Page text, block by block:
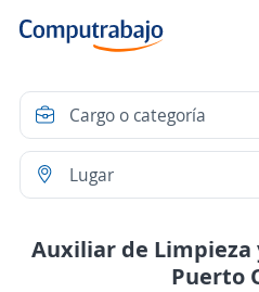
Auxiliar de
Puerto